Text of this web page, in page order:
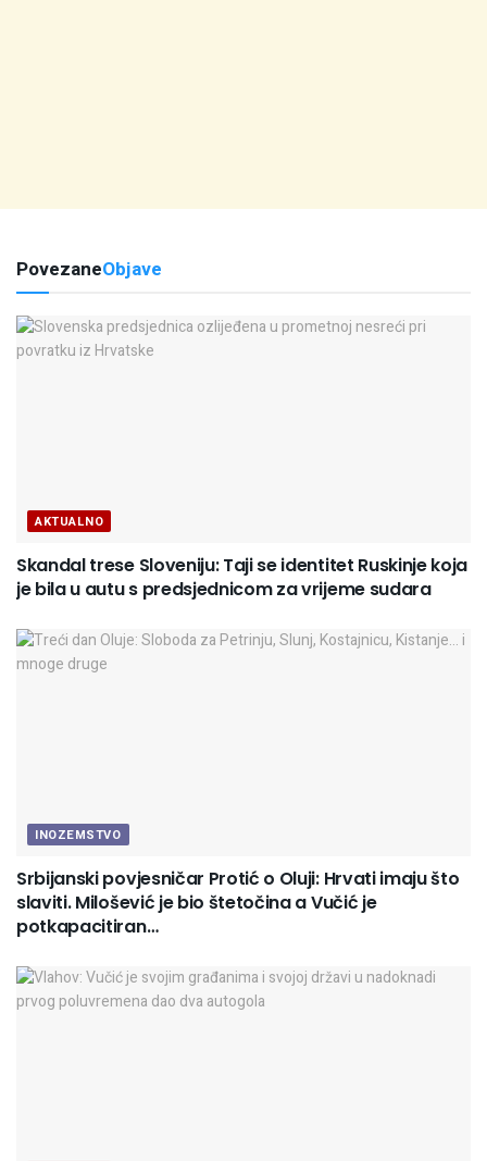
PovezaneObjave
AKTUALNO
Skandal trese Sloveniju: Taji se identitet Ruskinje koja
je bila u autu s predsjednicom za vrijeme sudara
INOZEMSTVO
Srbijanski povjesničar Protić o Oluji: Hrvati imaju što
slaviti. Milošević je bio štetočina a Vučić je
potkapacitiran…